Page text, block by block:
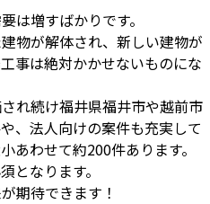
は増すばかりです。
物が解体され、新しい建物が
事は絶対かかせないものにな
れ続け福井県福井市や越前市
、法人向けの案件も充実して
あわせて約200件あります。
となります。
期待できます！